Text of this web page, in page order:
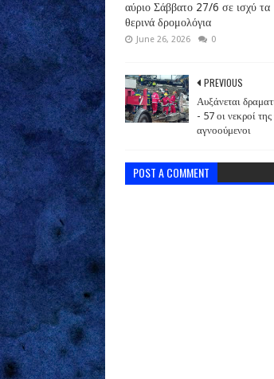
αύριο Σάββατο 27/6 σε ισχύ τα
θερινά δρομολόγια
June 26, 2026 0
PREVIOUS
Αυξάνεται
- 57 οι νεκροί
αγνοούμενοι
POST A COMMENT